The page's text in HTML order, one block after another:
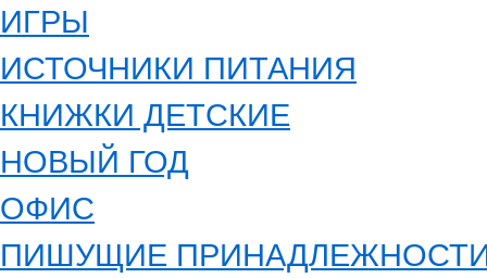
ИГРЫ
ИСТОЧНИКИ ПИТАНИЯ
КНИЖКИ ДЕТСКИЕ
НОВЫЙ ГОД
ОФИС
ПИШУЩИЕ